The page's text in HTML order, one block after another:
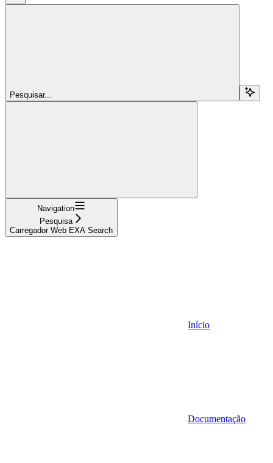
Pesquisar...
Navigation
Pesquisa
Carregador Web EXA Search
Início
Documentação